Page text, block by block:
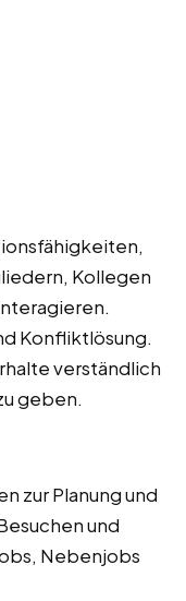
Kollegen
Konfliktlösung.
verständlich
geben.
zur Planung und
und
Nebenjobs